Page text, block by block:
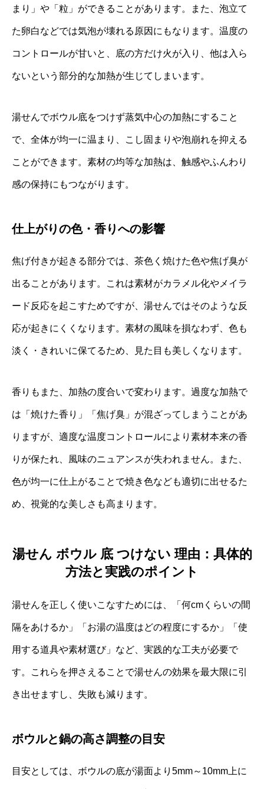
まり」や「粒」ができることがあります。また、泡立て
た卵白などでは気泡が壊れる原因にもなります。温度の
コントロールが甘いと、底の方だけ火が入り、他は入ら
ないという部分的な加熱が生じてしまいます。
湯せんでボウル底をつけず蒸気中心の加熱にすること
で、全体が均一に温まり、こし固まりや泡崩れを抑える
ことができます。素材の均等な加熱は、触感やふんわり
感の保持にもつながります。
仕上がりの色・香りへの影響
焦げ付きが起きる部分では、茶色く焼けた色や焦げ臭が
出ることがあります。これは素材がカラメル化やメイラ
ード反応を起こすためですが、湯せんではそのような反
応が起きにくくなります。素材の風味を損なわず、色も
淡く・きれいに保てるため、見た目も美しくなります。
香りもまた、加熱の度合いで変わります。過度な加熱で
は「焼けた香り」「焦げ臭」が混ざってしまうことがあ
りますが、適度な温度コントロールにより素材本来の香
りが保たれ、風味のニュアンスが失われません。また、
色が均一に仕上がることで焼き色なども適切に出せるた
め、視覚的な美しさも高まります。
湯せん ボウル 底 つけない 理由：具体的
方法と実践のポイント
湯せんを正しく使いこなすためには、「何cmくらいの間
隔をあけるか」「お湯の温度はどの程度にするか」「使
用する道具や素材選び」など、実践的な工夫が必要で
す。これらを押さえることで湯せんの効果を最大限に引
き出せますし、失敗も減ります。
ボウルと鍋の高さ調整の目安
目安としては、ボウルの底が湯面より5mm～10mm上に